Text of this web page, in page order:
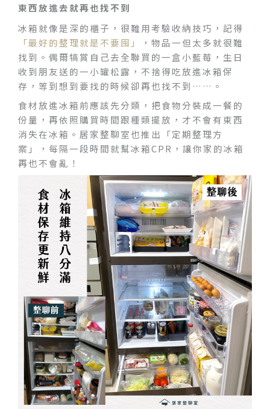
東西放進去就再也找不到
冰箱就像是深的櫃子，很難用考驗收納技巧，記得
「最好的整理就是不要囤」
，物品一但太多就很難
找到。偶爾犒賞自己去全聯買的一盒小藍莓，生日
收到朋友送的一小罐松露，不捨得吃放進冰箱保
存，等到想到要找的時候卻再也找不到……。
食材放進冰箱前應該先分類，把食物分裝成一餐的
份量，再依照購買時間跟種類擺放，才不會有東西
消失在冰箱。居家整聊室也推出「定期整理方
案」，每隔一段時間就幫冰箱CPR，讓你家的冰箱
再也不會亂！